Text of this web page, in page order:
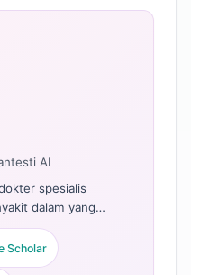
AI
spesialis
dalam yang
lebih dari 15 tahun
kedokteran
reproduksi,
Scholar